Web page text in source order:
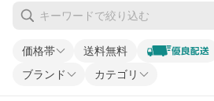
価格帯 送料無料
ブランド カテゴリ